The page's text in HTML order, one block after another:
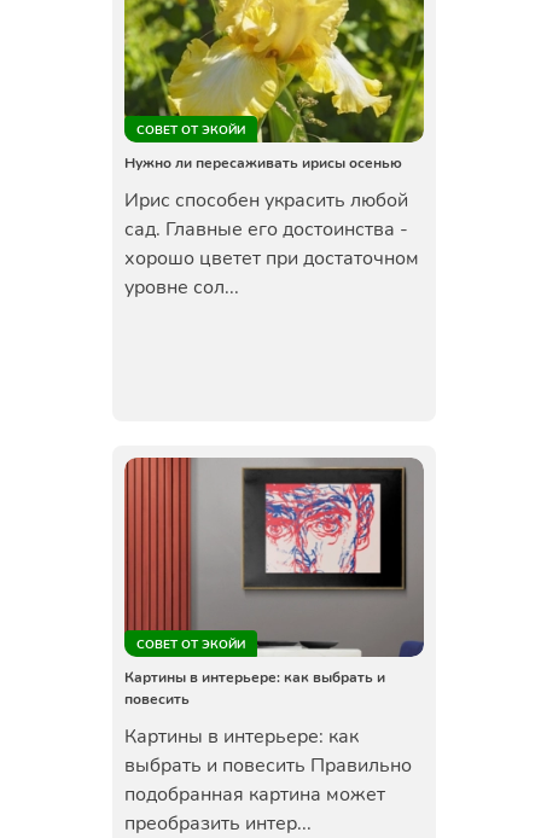
СОВЕТ ОТ ЭКОЙИ
Нужно ли пересаживать ирисы осенью
Ирис способен украсить любой
сад. Главные его достоинства -
хорошо цветет при достаточном
уровне сол...
СОВЕТ ОТ ЭКОЙИ
Картины в интерьере: как выбрать и
повесить
Картины в интерьере: как
выбрать и повесить Правильно
подобранная картина может
преобразить интер...